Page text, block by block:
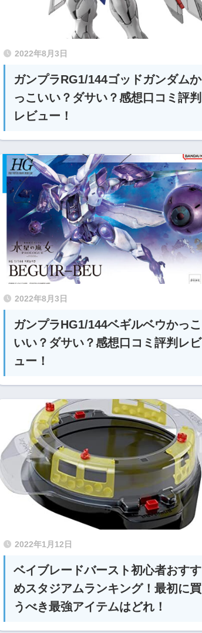
2022年8月3日
ガンプラRG1/144ゴッドガンダムか
っこいい？ダサい？感想口コミ評判
レビュー！
2022年8月3日
ガンプラHG1/144ベギルベウかっこ
いい？ダサい？感想口コミ評判レビ
ュー！
2022年1月12日
ベイブレードバースト初心者おすす
めスタジアムランキング！最初に買
うべき最強アイテムはどれ！